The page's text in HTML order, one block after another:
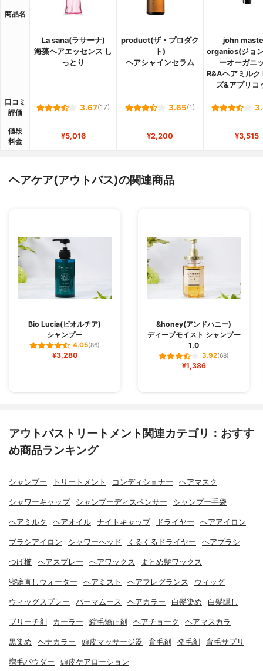
商品名
La sana(ラサーナ)
海藻ヘアエッセンス し
っとり
product(ザ・プロダク
ト)
ヘアシャインセラム
john
organics(ジョ
ーオーガニ
R&Aヘアミルク
ズ&アプリコ
口コミ
評価
3.67(17) 3.65(1)
値段
料金
¥5,016 ¥2,200 ¥3,515
ヘアケア(アウトバス)の関連商品
Bio Lucia(ビオルチア)
シャンプー
4.05(86)
¥3,280
&honey(アンドハニー)
ディープモイスト シャンプー
1.0
3.92(68)
¥1,386
アウトバストリートメント関連カテゴリ：おすす
め商品ランキング
シャンプー トリートメント コンディショナー ヘアマスク
シャワーキャップ シャンプーディスペンサー シャンプー手袋
ヘアミルク ヘアオイル ナイトキャップ ドライヤー ヘアアイロン
ブラシアイロン シャワーヘッド くるくるドライヤー ヘアブラシ
つげ櫛 ヘアスプレー ヘアワックス まとめ髪ワックス
寝癖直しウォーター ヘアミスト ヘアフレグランス ウィッグ
ウィッグスプレー パーマムース ヘアカラー 白髪染め 白髪隠し
ブリーチ剤 カーラー 縮毛矯正剤 ヘアチョーク ヘアマスカラ
黒染め ヘナカラー 頭皮マッサージ器 育毛剤 発毛剤 育毛サプリ
増毛パウダー 頭皮ケアローション